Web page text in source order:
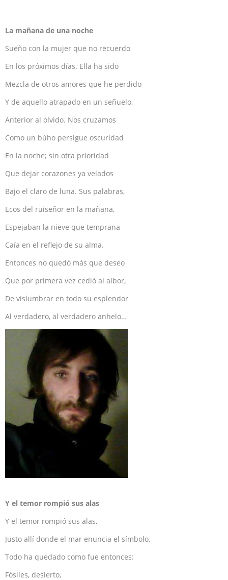
La mañana de una noche
Sueño con la mujer que no recuerdo
En los próximos días. Ella ha sido
Mezcla de otros amores que he perdido
Y de aquello atrapado en un señuelo,
Anterior al olvido. Nos cruzamos
Como un búho persigue oscuridad
En la noche; sin otra prioridad
Que dejar corazones ya velados
Bajo el claro de luna. Sus palabras,
Ecos del ruiseñor en la mañana,
Espejaban la nieve que temprana
Caía en el reflejo de su alma.
Entonces no quedó más que deseo
Que por primera vez cedió al albor,
De vislumbrar en todo su esplendor
Al verdadero, al verdadero anhelo…
Y el temor rompió sus alas
Y el temor rompió sus alas,
Justo allí donde el mar enuncia el símbolo.
Todo ha quedado como fue entonces:
Fósiles, desierto,